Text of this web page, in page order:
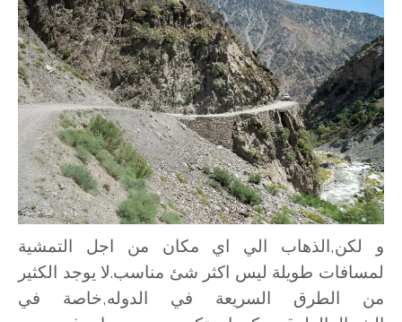
و لكن,الذهاب الي اي مكان من اجل التمشية
لمسافات طويلة ليس اكثر شئ مناسب.لا يوجد الكثير
من الطرق السريعة في الدوله,خاصة في